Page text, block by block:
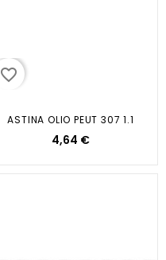
favorite_border
ASTINA OLIO PEUT 307 1.1
4,64 €